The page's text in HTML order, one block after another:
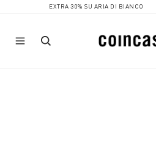
EXTRA 30% SU ARIA DI BIANCO